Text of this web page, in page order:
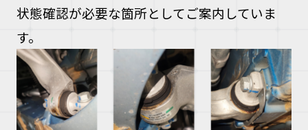
状態確認が必要な箇所としてご案内していま
す。